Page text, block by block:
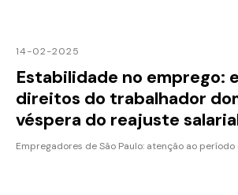
14-02-2025
Estabilidade no emprego:
direitos do trabalhador
véspera do reajuste
Empregadores de São Paulo: atenção ao